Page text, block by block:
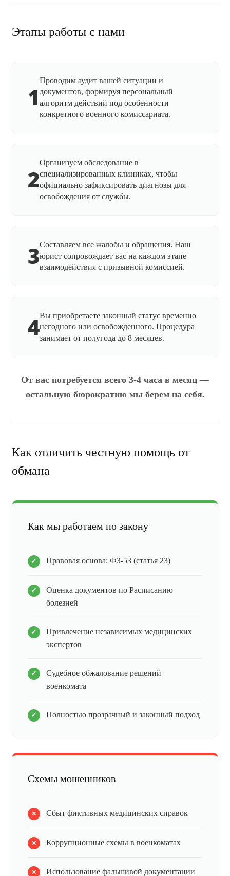
Этапы работы с нами
1
Проводим аудит вашей ситуации и
документов, формируя персональный
алгоритм действий под особенности
конкретного военного комиссариата.
2
Организуем обследование в
специализированных клиниках, чтобы
официально зафиксировать диагнозы для
освобождения от службы.
3Составляем все жалобы и обращения. Наш
юрист сопровождает вас на каждом этапе
взаимодействия с призывной комиссией.
4Вы приобретаете законный статус временно
негодного или освобожденного. Процедура
занимает от полугода до 8 месяцев.
От вас потребуется всего 3-4 часа в месяц —
остальную бюрократию мы берем на себя.
Как отличить честную помощь от
обмана
Как мы работаем по закону
Правовая основа: ФЗ-53 (статья 23)
Оценка документов по Расписанию
болезней
Привлечение независимых медицинских
экспертов
Судебное обжалование решений
военкомата
Полностью прозрачный и законный подход
Схемы мошенников
Сбыт фиктивных медицинских справок
Коррупционные схемы в военкоматах
Использование фальшивой документации